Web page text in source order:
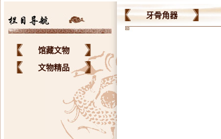
馆藏文物
文物精品
牙骨角器